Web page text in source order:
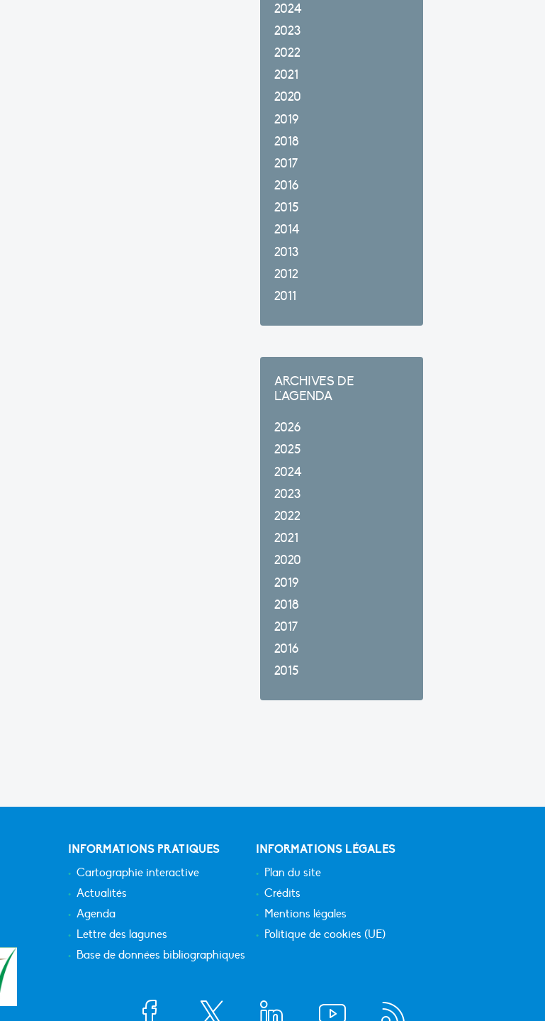
2024
2023
2022
2021
2020
2019
2018
2017
2016
2015
2014
2013
2012
2011
ARCHIVES DE
L'AGENDA
2026
2025
2024
2023
2022
2021
2020
2019
2018
2017
2016
2015
INFORMATIONS PRATIQUES
Cartographie interactive
Actualités
Agenda
Lettre des lagunes
Base de données bibliographiques
INFORMATIONS LÉGALES
Plan du site
Crédits
Mentions légales
Politique de cookies (UE)